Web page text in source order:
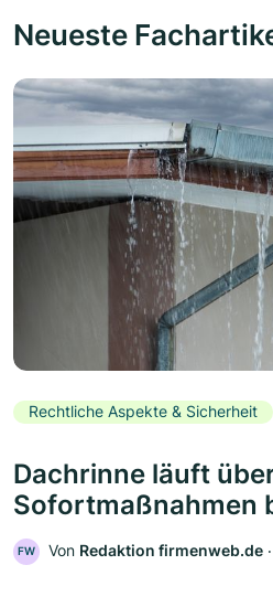
Neueste
Rechtliche Aspekte & Sicherheit
Dachrinne läuft
Sofortmaßnahmen
FW Von Redaktion firmenweb.de ‧